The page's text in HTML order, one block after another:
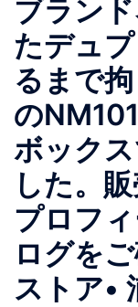
ブラン
たデュ
るまで
の
ボック
した。
プロフ
ログを
ストア•